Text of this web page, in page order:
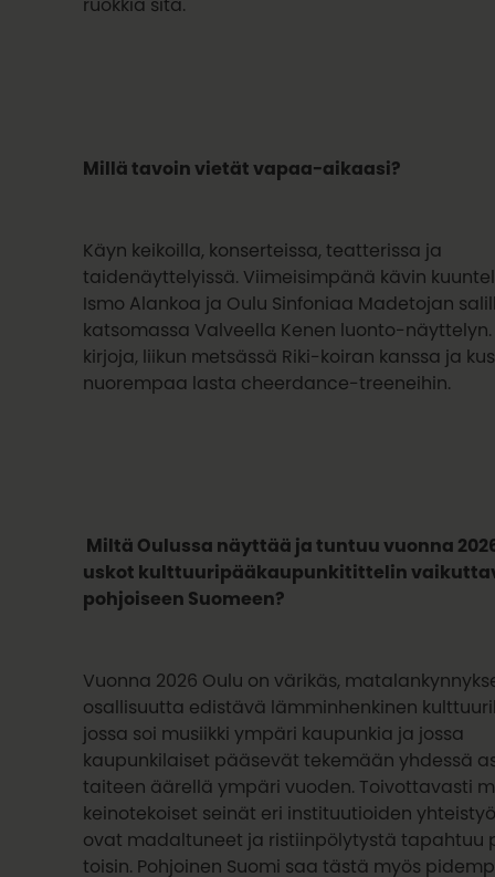
ruokkia sitä.
Millä tavoin vietät vapaa-aikaasi?
Käyn keikoilla, konserteissa, teatterissa ja
taidenäyttelyissä. Viimeisimpänä kävin
Ismo Alankoa ja Oulu Sinfoniaa Madetojan
katsomassa Valveella Kenen luonto-näyttelyn.
kirjoja, liikun metsässä Riki-koiran kanssa ja
nuorempaa lasta cheerdance-treeneihin.
Miltä Oulussa näyttää ja tuntuu vuonna
uskot kulttuuripääkaupunkitittelin
pohjoiseen Suomeen?
Vuonna 2026 Oulu on värikäs,
osallisuutta edistävä lämminhenkinen
jossa soi musiikki ympäri kaupunkia ja jossa
kaupunkilaiset pääsevät tekemään yhdessä
taiteen äärellä ympäri vuoden. Toivottavasti
keinotekoiset seinät eri instituutioiden
ovat madaltuneet ja ristiinpölytystä tapahtuu
toisin. Pohjoinen Suomi saa tästä myös